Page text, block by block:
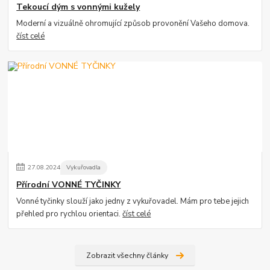
Tekoucí dým s vonnými kužely
Moderní a vizuálně ohromující způsob provonění Vašeho domova.
číst celé
27.08.2024 Vykuřovadla
Přírodní VONNÉ TYČINKY
Vonné tyčinky slouží jako jedny z vykuřovadel. Mám pro tebe jejich
přehled pro rychlou orientaci.číst celé
Zobrazit všechny články